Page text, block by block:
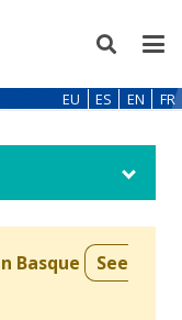
EU ES EN FR
Basque
See